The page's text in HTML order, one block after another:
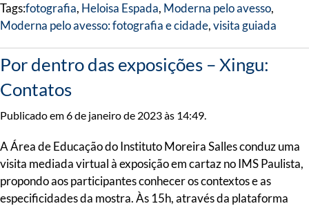
Tags:fotografia, Heloisa Espada, Moderna pelo avesso,
Moderna pelo avesso: fotografia e cidade,visita guiada
Por dentro das exposições – Xingu:
Contatos
Publicado em 6 de janeiro de 2023 às 14:49.
A Área de Educação do Instituto Moreira Salles conduz uma
visita mediada virtual à exposição em cartaz no IMS Paulista,
propondo aos participantes conhecer os contextos e as
especificidades da mostra. Às 15h, através da plataforma